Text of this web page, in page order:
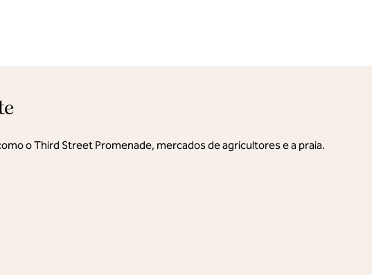
o Third Street Promenade, mercados de agricultores e a praia.